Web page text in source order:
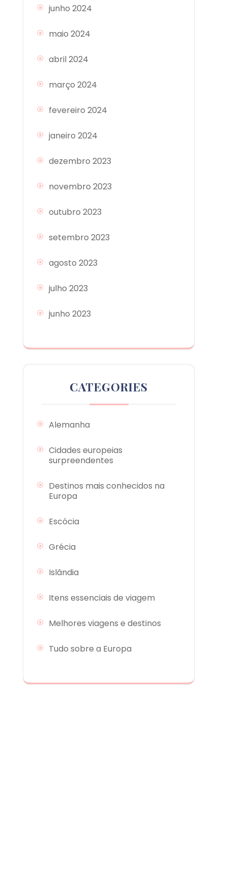
junho 2024
maio 2024
abril 2024
março 2024
fevereiro 2024
janeiro 2024
dezembro 2023
novembro 2023
outubro 2023
setembro 2023
agosto 2023
julho 2023
junho 2023
CATEGORIES
Alemanha
Cidades europeias
surpreendentes
Destinos mais conhecidos na
Europa
Escócia
Grécia
Islândia
Itens essenciais de viagem
Melhores viagens e destinos
Tudo sobre a Europa